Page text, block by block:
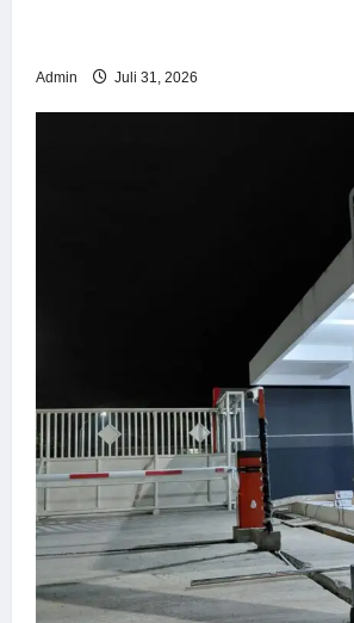
Admin Juli 31, 2026